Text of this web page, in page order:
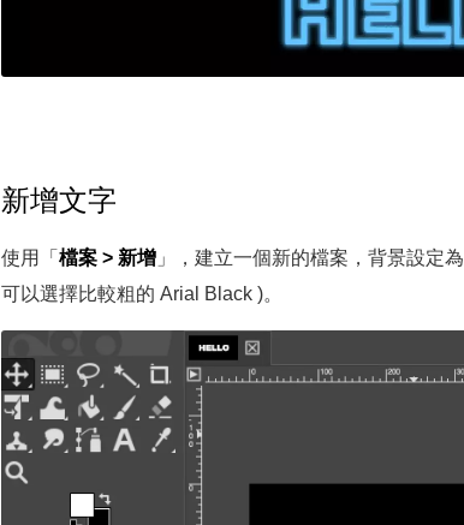
新增文字
使用「檔案 > 新增 」，建立一個新的檔案，背景設定
可以選擇比較粗的 Arial Black )。